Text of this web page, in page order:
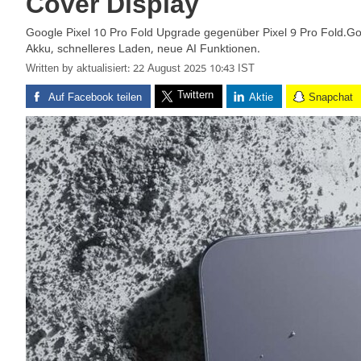
Cover Display
Google Pixel 10 Pro Fold Upgrade gegenüber Pixel 9 Pro
Akku, schnelleres Laden, neue AI Funktionen.
Written by aktualisiert: 22 August 2025 10:43 IST
Auf Facebook teilen Twittern Aktie Snapchat